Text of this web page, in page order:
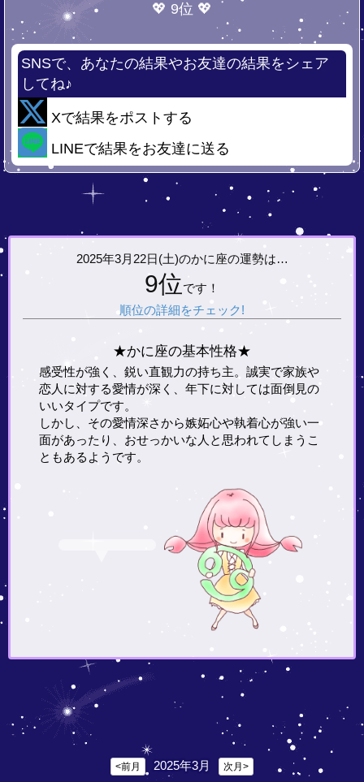
💖 9位 💖
SNSで、あなたの結果やお友達の結果をシェア
してね♪
Xで結果をポストする
LINEで結果をお友達に送る
2025年3月22日(土)のかに座の運勢は…
9位です！
順位の詳細をチェック!
★かに座の基本性格★
感受性が強く、鋭い直観力の持ち主。誠実で家族や
恋人に対する愛情が深く、年下に対しては面倒見の
いいタイプです。
しかし、その愛情深さから嫉妬心や執着心が強い一
面があったり、おせっかいな人と思われてしまうこ
ともあるようです。
<前月 2025年3月 次月>